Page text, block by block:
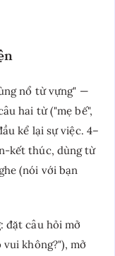
nổ từ vựng" —
hai từ ("mẹ bế",
kể lại sự việc. 4–
kết thúc, dùng từ
(nói với bạn
đặt câu hỏi mở
không?"), mở